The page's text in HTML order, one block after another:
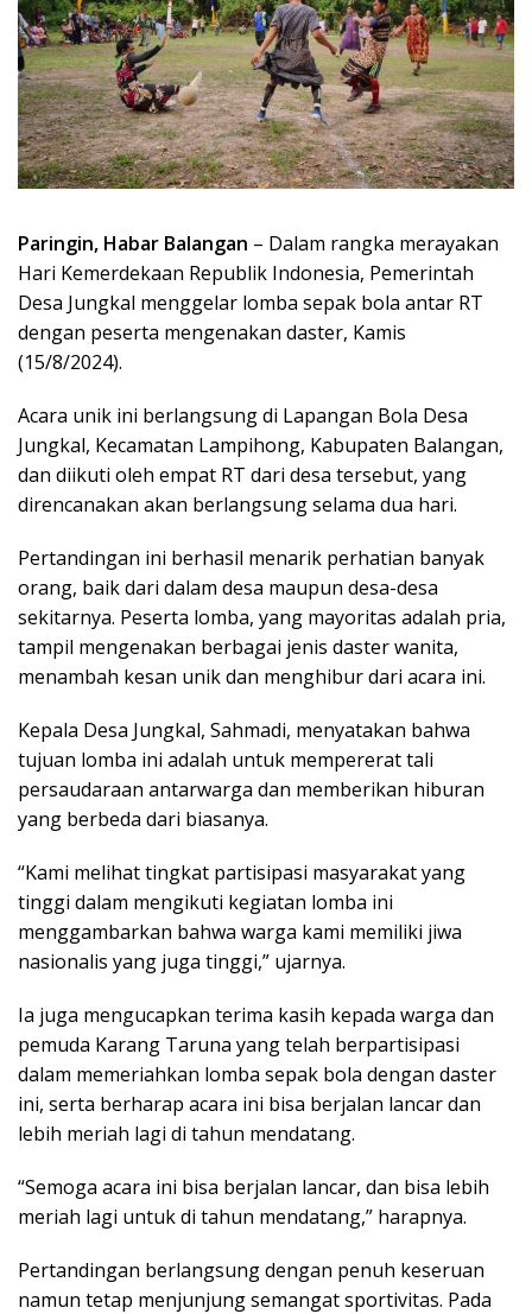
Paringin, Habar Balangan – Dalam rangka merayakan
Hari Kemerdekaan Republik Indonesia, Pemerintah
Desa Jungkal menggelar lomba sepak bola antar RT
dengan peserta mengenakan daster, Kamis
(15/8/2024).
Acara unik ini berlangsung di Lapangan Bola Desa
Jungkal, Kecamatan Lampihong, Kabupaten Balangan,
dan diikuti oleh empat RT dari desa tersebut, yang
direncanakan akan berlangsung selama dua hari.
Pertandingan ini berhasil menarik perhatian banyak
orang, baik dari dalam desa maupun desa-desa
sekitarnya. Peserta lomba, yang mayoritas adalah pria,
tampil mengenakan berbagai jenis daster wanita,
menambah kesan unik dan menghibur dari acara ini.
Kepala Desa Jungkal, Sahmadi, menyatakan bahwa
tujuan lomba ini adalah untuk mempererat tali
persaudaraan antarwarga dan memberikan hiburan
yang berbeda dari biasanya.
“Kami melihat tingkat partisipasi masyarakat yang
tinggi dalam mengikuti kegiatan lomba ini
menggambarkan bahwa warga kami memiliki jiwa
nasionalis yang juga tinggi,” ujarnya.
Ia juga mengucapkan terima kasih kepada warga dan
pemuda Karang Taruna yang telah berpartisipasi
dalam memeriahkan lomba sepak bola dengan daster
ini, serta berharap acara ini bisa berjalan lancar dan
lebih meriah lagi di tahun mendatang.
“Semoga acara ini bisa berjalan lancar, dan bisa lebih
meriah lagi untuk di tahun mendatang,” harapnya.
Pertandingan berlangsung dengan penuh keseruan
namun tetap menjunjung semangat sportivitas. Pada